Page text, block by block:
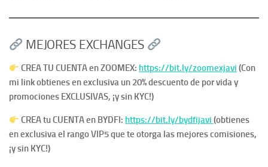
MEJORES EXCHANGES
CREA TU CUENTA en ZOOMEX: https://bit.ly/zoomexjavi (Con
mi link obtienes en exclusiva un 20% descuento de por vida y
promociones EXCLUSIVAS, ¡y sin KYC!)
CREA tu CUENTA en BYDFI: https://bit.ly/bydfijavi(obtienes
en exclusiva el rango VIP5 que te otorga las mejores comisiones,
¡y sin KYC!)